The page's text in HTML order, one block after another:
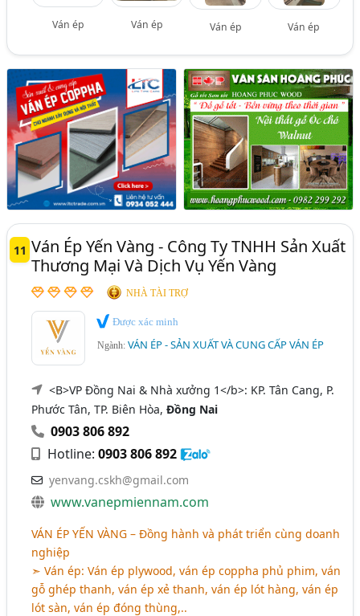
Ván ép Ván ép Ván ép Ván ép
11 Ván Ép Yến Vàng - Công Ty TNHH Sản Xuất
Thương Mại Và Dịch Vụ Yến Vàng
NHÀ TÀI TRỢ
Được xác minh
Ngành:VÁN ÉP - SẢN XUẤT VÀ CUNG CẤP VÁN ÉP
<B>VP Đồng Nai & Nhà xưởng 1</b>: KP. Tân Cang, P.
Phước Tân, TP. Biên Hòa,Đồng Nai
0903 806 892
Hotline:0903 806 892
yenvang.cskh@gmail.com
www.vanepmiennam.com
VÁN ÉP YẾN VÀNG – Đồng hành và phát triển cùng doanh
nghiệp
➣ Ván ép: Ván ép plywood, ván ép coppha phủ phim, ván
gỗ ghép thanh, ván ép xẻ thanh, ván ép lót hàng, ván ép
lót sàn, ván ép đóng thùng,..